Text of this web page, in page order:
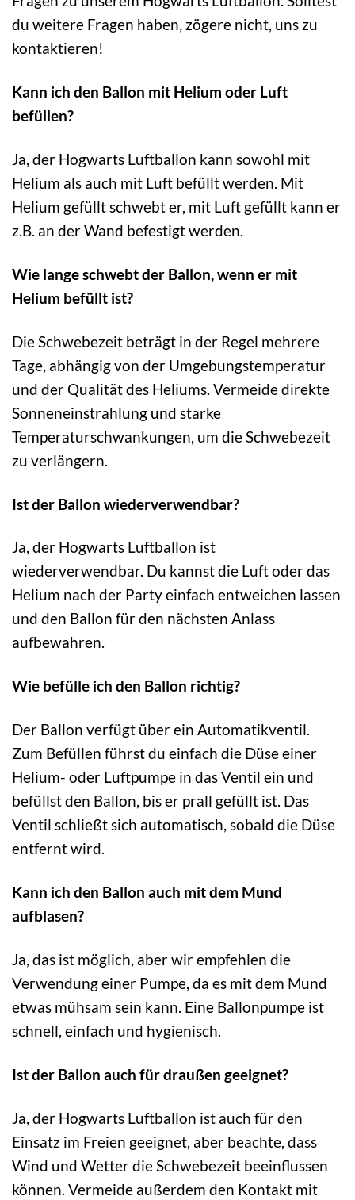
du weitere Fragen haben, zögere nicht, uns zu
kontaktieren!
Kann ich den Ballon mit Helium oder Luft
befüllen?
Ja, der Hogwarts Luftballon kann sowohl mit
Helium als auch mit Luft befüllt werden. Mit
Helium gefüllt schwebt er, mit Luft gefüllt kann er
z.B. an der Wand befestigt werden.
Wie lange schwebt der Ballon, wenn er mit
Helium befüllt ist?
Die Schwebezeit beträgt in der Regel mehrere
Tage, abhängig von der Umgebungstemperatur
und der Qualität des Heliums. Vermeide direkte
Sonneneinstrahlung und starke
Temperaturschwankungen, um die Schwebezeit
zu verlängern.
Ist der Ballon wiederverwendbar?
Ja, der Hogwarts Luftballon ist
wiederverwendbar. Du kannst die Luft oder das
Helium nach der Party einfach entweichen lassen
und den Ballon für den nächsten Anlass
aufbewahren.
Wie befülle ich den Ballon richtig?
Der Ballon verfügt über ein Automatikventil.
Zum Befüllen führst du einfach die Düse einer
Helium- oder Luftpumpe in das Ventil ein und
befüllst den Ballon, bis er prall gefüllt ist. Das
Ventil schließt sich automatisch, sobald die Düse
entfernt wird.
Kann ich den Ballon auch mit dem Mund
aufblasen?
Ja, das ist möglich, aber wir empfehlen die
Verwendung einer Pumpe, da es mit dem Mund
etwas mühsam sein kann. Eine Ballonpumpe ist
schnell, einfach und hygienisch.
Ist der Ballon auch für draußen geeignet?
Ja, der Hogwarts Luftballon ist auch für den
Einsatz im Freien geeignet, aber beachte, dass
Wind und Wetter die Schwebezeit beeinflussen
können. Vermeide außerdem den Kontakt mit